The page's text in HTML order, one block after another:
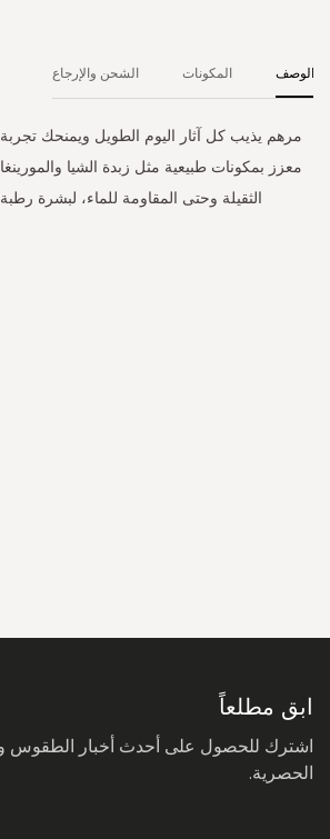
الوصف
مرهم يذيب كل آثار اليوم الطويل ويمنحك
معزز بمكونات طبيعية مثل زبدة الشيا
الثقيلة وحتى المقاومة للماء، لبشرة
المكونات الشحن والإرجاع
ابق مطلعاً
اشترك للحصول على أحدث أخبار الطقوس
الحصرية.